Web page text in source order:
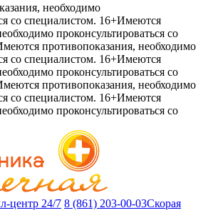
необходимо
со специалистом. 16+Имеются
проконсультироваться со
противопоказания, необходимо
со специалистом. 16+Имеются
проконсультироваться со
противопоказания, необходимо
со специалистом. 16+Имеются
проконсультироваться со
центр 24/7 8 (861) 203-00-03Скорая